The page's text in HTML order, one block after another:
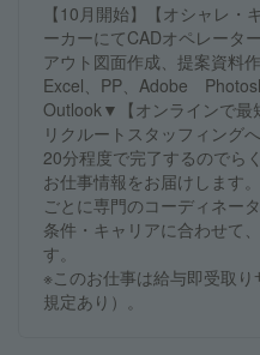
【10月開始】【オシャレ・
ーカーにてCADオペレータ
アウト図面作成、提案資料
Excel、PP、Adobe
Outlook▼【オンラインで最
リクルートスタッフィング
20分程度で完了するのでら
お仕事情報をお届けします
ごとに専門のコーディネー
条件・キャリアに合わせて
す。
※このお仕事は給与即受取
規定あり）。